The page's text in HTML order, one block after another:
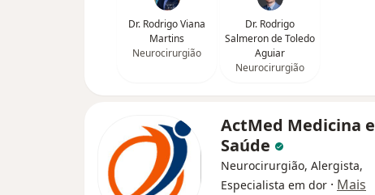
Dr. Rodrigo Viana
Martins
Neurocirurgião
Dr. Rodrigo
Salmeron de Toledo
Aguiar
Neurocirurgião
ActMed Medicina e
Saúde
Neurocirurgião, Alergista,
Especialista em dor · Mais